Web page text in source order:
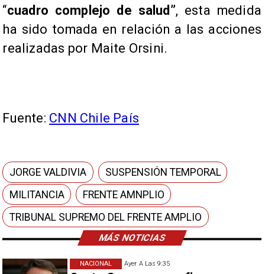
MÁS NOTICIAS
Ayer A Las 9:35
NACIONAL
“cuadro complejo de salud”, esta medida
ha sido tomada en relación a las acciones
realizadas por Maite Orsini.
Fuente: CNN Chile País
JORGE VALDIVIA
SUSPENSIÓN TEMPORAL
MILITANCIA
FRENTE AMNPLIO
TRIBUNAL SUPREMO DEL FRENTE AMPLIO